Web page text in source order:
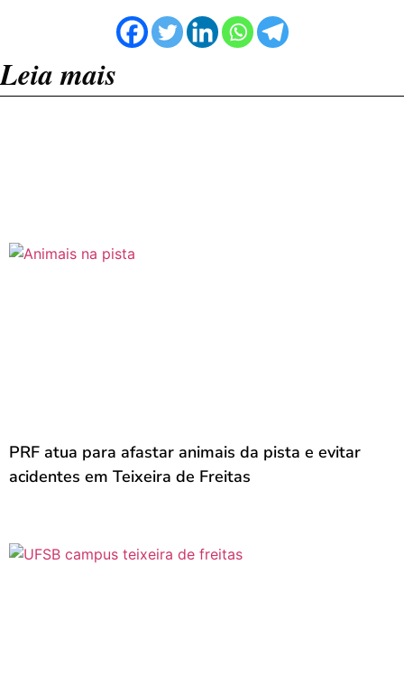
Leia mais
PRF atua para afastar animais da pista e evitar
acidentes em Teixeira de Freitas